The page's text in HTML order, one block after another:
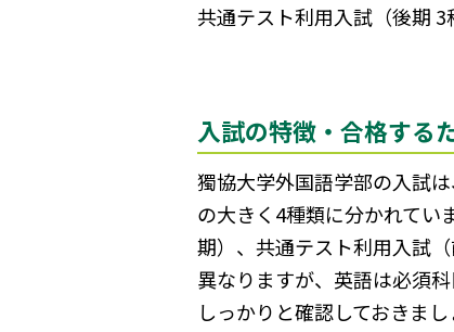
共通テスト利用入試（後期 3
入試の特徴・合格する
獨協大学外国語学部の入試
の大きく4種類に分かれてい
期）、共通テスト利用入試
異なりますが、英語は必須
しっかりと確認しておきま